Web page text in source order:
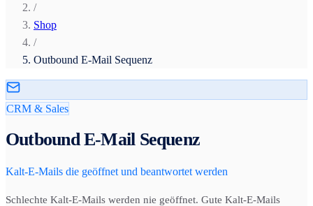
/
Shop
/
Outbound E-Mail Sequenz
CRM & Sales
Outbound E-Mail Sequenz
Kalt-E-Mails die geöffnet und beantwortet werden
Schlechte Kalt-E-Mails werden nie geöffnet. Gute Kalt-E-Mails